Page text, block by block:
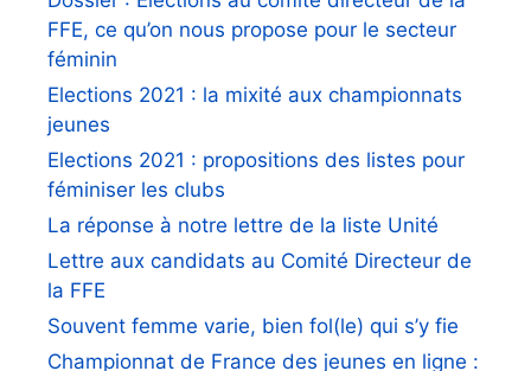
FFE, ce qu’on nous propose pour le secteur
féminin
Elections 2021 : la mixité aux championnats
jeunes
Elections 2021 : propositions des listes pour
féminiser les clubs
La réponse à notre lettre de la liste Unité
Lettre aux candidats au Comité Directeur de
la FFE
Souvent femme varie, bien fol(le) qui s’y fie
Championnat de France des jeunes en ligne :